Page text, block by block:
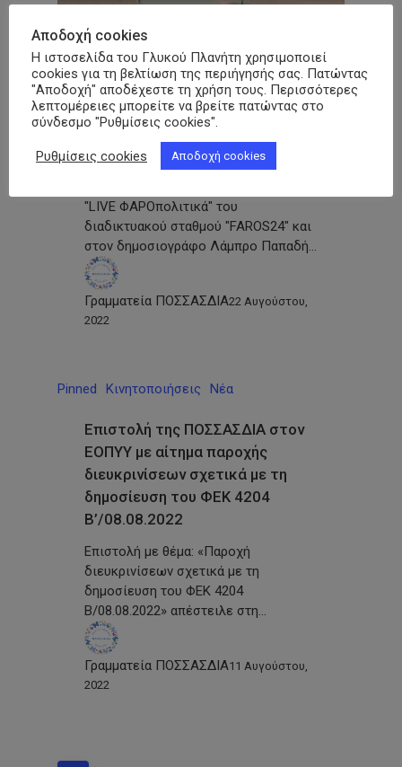
Βίντεο Νέα
Συνέντευξη του Προέδρου της
ΠΟΣΣΑΣΔΙΑ στη διαδικτυακή
εκπομπή του Faros24 web tv
"LIVE ΦΑΡΟπολιτικά" του
διαδικτυακού σταθμού "FAROS24" και
στον δημοσιογράφο Λάμπρο Παπαδή…
Γραμματεία ΠΟΣΣΑΣΔΙΑ22 Αυγούστου,
2022
Pinned Κινητοποιήσεις Νέα
Επιστολή της ΠΟΣΣΑΣΔΙΑ στον
ΕΟΠΥΥ με αίτημα παροχής
διευκρινίσεων σχετικά με τη
δημοσίευση του ΦΕΚ 4204
Β’/08.08.2022
Επιστολή με θέμα: «Παροχή
διευκρινίσεων σχετικά με τη
δημοσίευση του ΦΕΚ 4204
Β/08.08.2022» απέστειλε στη…
Γραμματεία ΠΟΣΣΑΣΔΙΑ11 Αυγούστου,
2022
Αποδοχή cookies
Η ιστοσελίδα του Γλυκού Πλανήτη χρησιμοποιεί
cookies για τη βελτίωση της περιήγησής σας. Πατώντας
"Αποδοχή" αποδέχεστε τη χρήση τους. Περισσότερες
λεπτομέρειες μπορείτε να βρείτε πατώντας στο
σύνδεσμο "Ρυθμίσεις cookies".
Ρυθμίσεις cookies Αποδοχή cookies